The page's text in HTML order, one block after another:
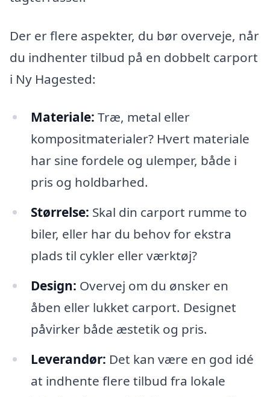
Der er flere aspekter, du bør overveje, når
du indhenter tilbud på en dobbelt carport
i Ny Hagested:
Materiale: Træ, metal eller
kompositmaterialer? Hvert materiale
har sine fordele og ulemper, både i
pris og holdbarhed.
Størrelse: Skal din carport rumme to
biler, eller har du behov for ekstra
plads til cykler eller værktøj?
Design: Overvej om du ønsker en
åben eller lukket carport. Designet
påvirker både æstetik og pris.
Leverandør: Det kan være en god idé
at indhente flere tilbud fra lokale